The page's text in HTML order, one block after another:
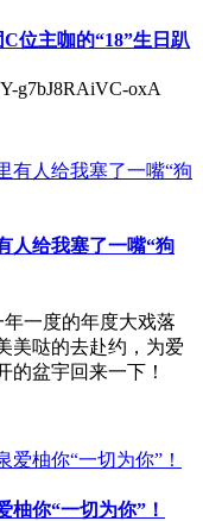
位主咖的“18”生日趴
g7bJ8RAiVC-oxA
人给我塞了一嘴“狗
一度的年度大戏落
美哒的去赴约，为爱
的盆宇回来一下！
柚你“一切为你”！